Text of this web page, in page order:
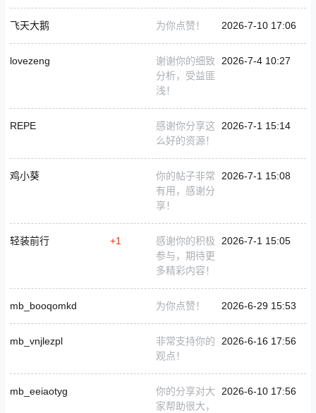
飞天大鹅 为你点赞！ 2026-7-10 17:06
lovezeng
谢谢你的细致
分析，受益匪
浅！
2026-7-4 10:27
REPE
感谢你分享这
么好的资源！
2026-7-1 15:14
鸡小葵
你的帖子非常
有用，感谢分
享！
2026-7-1 15:08
轻装前行 +1
感谢你的积极
参与，期待更
多精彩内容！
2026-7-1 15:05
mb_booqomkd 为你点赞！ 2026-6-29 15:53
mb_vnjlezpl
非常支持你的
观点！
2026-6-16 17:56
mb_eeiaotyg
你的分享对大
家帮助很大，
2026-6-10 17:56